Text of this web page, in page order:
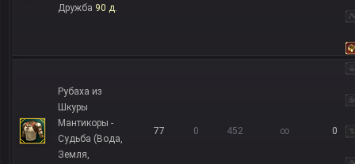
Дружба 90 д.
Рубаха из
Шкуры
Мантикоры -
Судьба (Вода,
Земля,
77 0 452 ∞ 0